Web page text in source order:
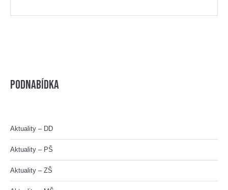
Podnabídka
Aktuality – DD
Aktuality – PŠ
Aktuality – ZŠ